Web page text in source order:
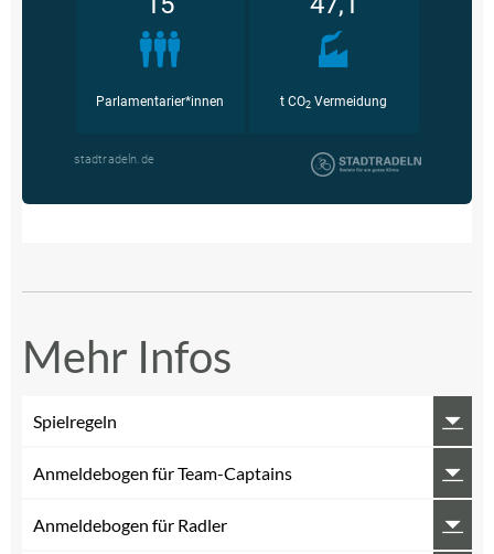
Mehr Infos
Spielregeln
Anmeldebogen für Team-Captains
Anmeldebogen für Radler